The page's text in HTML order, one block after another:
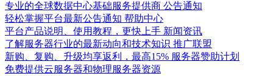
专业的全球数据中心基础服务提供商 公告通知
轻松掌握平台最新公告通知 帮助中心
平台产品说明、使用教程，更快上手 新闻资讯
了解服务器行业的最新动向和技术知识 推广联盟
新购、复购、升级均享返利，最高15% 服务器赞助计划
免费提供云服务器和物理服务器资源